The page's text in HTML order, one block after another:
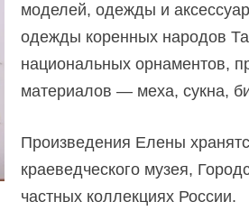
моделей, одежды и
одежды коренных народов
национальных орнаментов,
материалов — меха, сукна,
Произведения Елены
краеведческого музея,
частных коллекциях России.